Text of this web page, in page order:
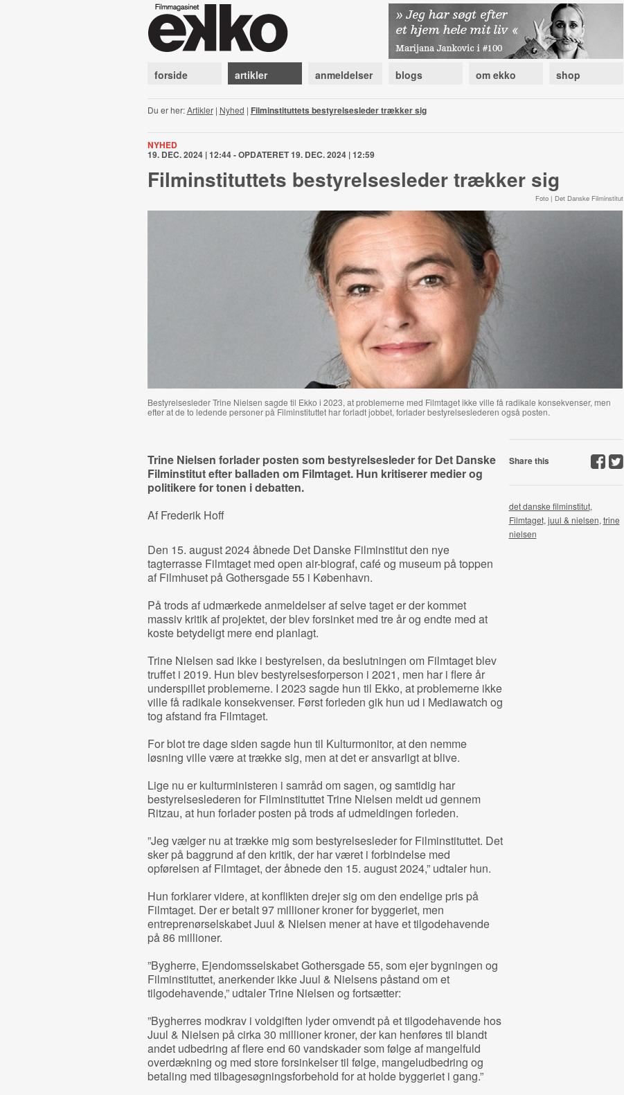
forside artikler anmeldelser blogs om ekko shop
Du er her:Artikler| Nyhed | Filminstituttets bestyrelsesleder trækker sig
NYHED
19. DEC. 2024 | 12:44 - OPDATERET 19. DEC. 2024 | 12:59
Filminstituttets bestyrelsesleder trækker sig
Foto | Det Danske Filminstitut
Bestyrelsesleder Trine Nielsen sagde til Ekko i 2023, at problemerne med Filmtaget ikke ville få radikale konsekvenser, men
efter at de to ledende personer på Filminstituttet har forladt jobbet, forlader bestyrelseslederen også posten.
Trine Nielsen forlader posten som bestyrelsesleder for Det Danske
Filminstitut efter balladen om Filmtaget. Hun kritiserer medier og
politikere for tonen i debatten.
Af Frederik Hoff
Den 15. august 2024 åbnede Det Danske Filminstitut den nye
tagterrasse Filmtaget med open air-biograf, café og museum på toppen
af Filmhuset på Gothersgade 55 i København.
På trods af udmærkede anmeldelser af selve taget er der kommet
massiv kritik af projektet, der blev forsinket med tre år og endte med at
koste betydeligt mere end planlagt.
Trine Nielsen sad ikke i bestyrelsen, da beslutningen om Filmtaget blev
truffet i 2019. Hun blev bestyrelsesforperson i 2021, men har i flere år
underspillet problemerne. I 2023 sagde hun til Ekko, at problemerne ikke
ville få radikale konsekvenser. Først forleden gik hun ud i Mediawatch og
tog afstand fra Filmtaget.
For blot tre dage siden sagde hun til Kulturmonitor, at den nemme
løsning ville være at trække sig, men at det er ansvarligt at blive.
Lige nu er kulturministeren i samråd om sagen, og samtidig har
bestyrelseslederen for Filminstituttet Trine Nielsen meldt ud gennem
Ritzau, at hun forlader posten på trods af udmeldingen forleden.
”Jeg vælger nu at trække mig som bestyrelsesleder for Filminstituttet. Det
sker på baggrund af den kritik, der har været i forbindelse med
opførelsen af Filmtaget, der åbnede den 15. august 2024,” udtaler hun.
Hun forklarer videre, at konflikten drejer sig om den endelige pris på
Filmtaget. Der er betalt 97 millioner kroner for byggeriet, men
entreprenørselskabet Juul & Nielsen mener at have et tilgodehavende
på 86 millioner.
”Bygherre, Ejendomsselskabet Gothersgade 55, som ejer bygningen og
Filminstituttet, anerkender ikke Juul & Nielsens påstand om et
tilgodehavende,” udtaler Trine Nielsen og fortsætter:
”Bygherres modkrav i voldgiften lyder omvendt på et tilgodehavende hos
Juul & Nielsen på cirka 30 millioner kroner, der kan henføres til blandt
andet udbedring af flere end 60 vandskader som følge af mangelfuld
overdækning og med store forsinkelser til følge, mangeludbedring og
betaling med tilbagesøgningsforbehold for at holde byggeriet i gang.”
Share this
det danske filminstitut,
Filmtaget, juul & nielsen, trine
nielsen